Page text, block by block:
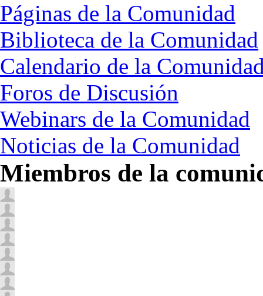
Páginas de la Comunidad
Biblioteca de la Comunidad
Calendario de la
Foros de Discusión
Webinars de la Comunidad
Noticias de la Comunidad
Miembros de la